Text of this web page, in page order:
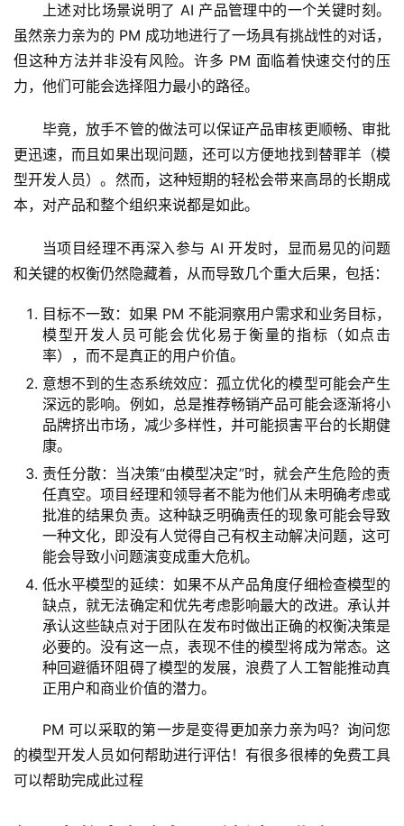
课
程
V
I
P
课
关
于
上述对比场景说明了 AI 产品管理中的一个关键时刻。
虽然亲力亲为的 PM 成功地进行了一场具有挑战性的对话，
但这种方法并非没有风险。许多 PM 面临着快速交付的压
力，他们可能会选择阻力最小的路径。
毕竟，放手不管的做法可以保证产品审核更顺畅、审批
更迅速，而且如果出现问题，还可以方便地找到替罪羊（模
型开发人员）。然而，这种短期的轻松会带来高昂的长期成
本，对产品和整个组织来说都是如此。
当项目经理不再深​​入参与 AI 开发时，显而易见的问题
和关键的权衡仍然隐藏着，从而导致几个重大后果，包括：
目标不一致：如果 PM 不能洞察用户需求和业务目标，
模型开发人员可能会优化易于衡量的指标（如点击
率），而不是真正的用户价值。
意想不到的生态系统效应：孤立优化的模型可能会产生
深远的影响。例如，总是推荐畅销产品可能会逐渐将小
品牌挤出市场，减少多样性，并可能损害平台的长期健
康。
责任分散：当决策“由模型决定”时，就会产生危险的责
任真空。项目经理和领导者不能为他们从未明确考虑或
批准的结果负责。这种缺乏明确责任的现象可能会导致
一种文化，即没有人觉得自己有权主动解决问题，这可
能会导致小问题演变成重大危机。
低水平模型的延续：如果不从产品角度仔细检查模型的
缺点，就无法确定和优先考虑影响最大的改进。承认并
承认这些缺点对于团队在发布时做出正确的权衡决策是
必要的。没有这一点，表现不佳的模型将成为常态。这
种回避循环阻碍了模型的发展，浪费了人工智能推动真
正用户和商业价值的潜力。
PM 可以采取的第一步是变得更加亲力亲为吗？询问您
的模型开发人员如何帮助进行评估！有很多很棒的免费工具
可以帮助完成此过程